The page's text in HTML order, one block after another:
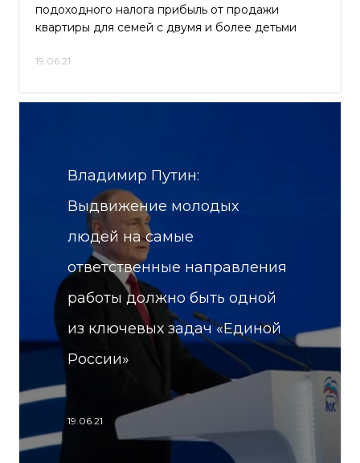
подоходного налога прибыль от продажи
квартиры для семей с двумя и более детьми
19.06.21
Владимир Путин:
Выдвижение молодых
людей на самые
ответственные направления
работы должно быть одной
из ключевых задач «Единой
России»
19.06.21